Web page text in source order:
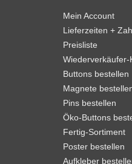
Mein Account
Lieferzeiten +
Preisliste
Wiederverkäufer-
Buttons bestellen
Magnete
Pins bestellen
Öko-Buttons
Fertig-Sortiment
Poster bestellen
Aufkleber